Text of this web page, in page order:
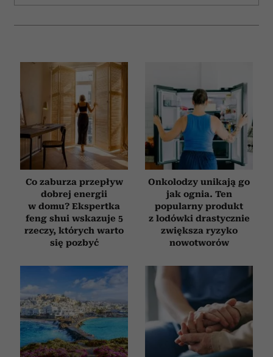
Co zaburza przepływ
dobrej energii
w domu? Ekspertka
feng shui wskazuje 5
rzeczy, których warto
się pozbyć
Onkolodzy unikają go
jak ognia. Ten
popularny produkt
z lodówki drastycznie
zwiększa ryzyko
nowotworów